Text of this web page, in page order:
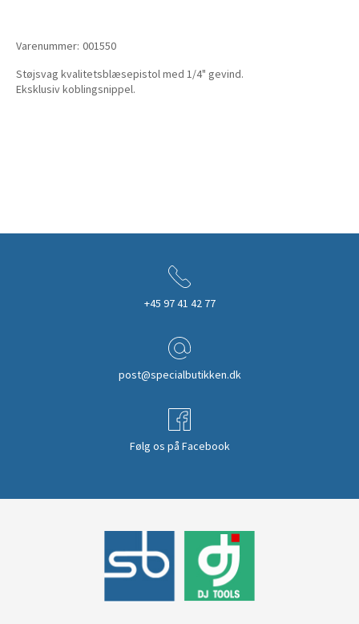
Varenummer: 001550
Støjsvag kvalitetsblæsepistol med 1/4" gevind.
Eksklusiv koblingsnippel.
+45 97 41 42 77
post@specialbutikken.dk
Følg os på Facebook